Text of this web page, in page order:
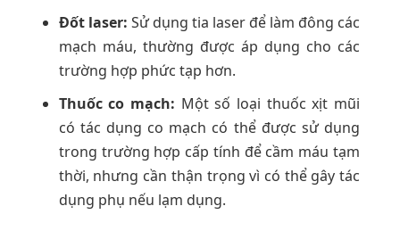
Đốt laser: Sử dụng tia laser để làm đông các
mạch máu, thường được áp dụng cho các
trường hợp phức tạp hơn.
Thuốc co mạch: Một số loại thuốc xịt mũi
có tác dụng co mạch có thể được sử dụng
trong trường hợp cấp tính để cầm máu tạm
thời, nhưng cần thận trọng vì có thể gây tác
dụng phụ nếu lạm dụng.